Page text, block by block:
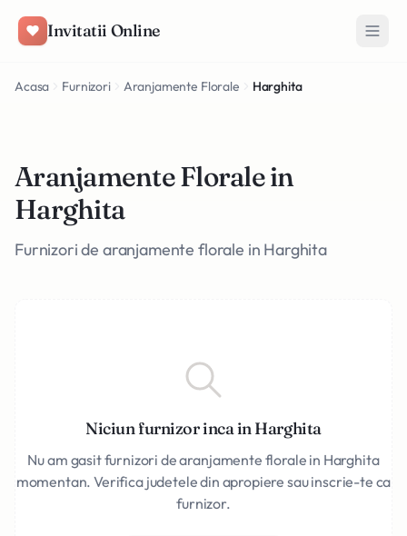
Invitatii Online
Acasa Furnizori Aranjamente Florale Harghita
Aranjamente Florale in
Harghita
Furnizori de aranjamente florale in Harghita
Niciun furnizor inca in Harghita
Nu am gasit furnizori de aranjamente florale in Harghita
momentan. Verifica judetele din apropiere sau inscrie-te ca
furnizor.